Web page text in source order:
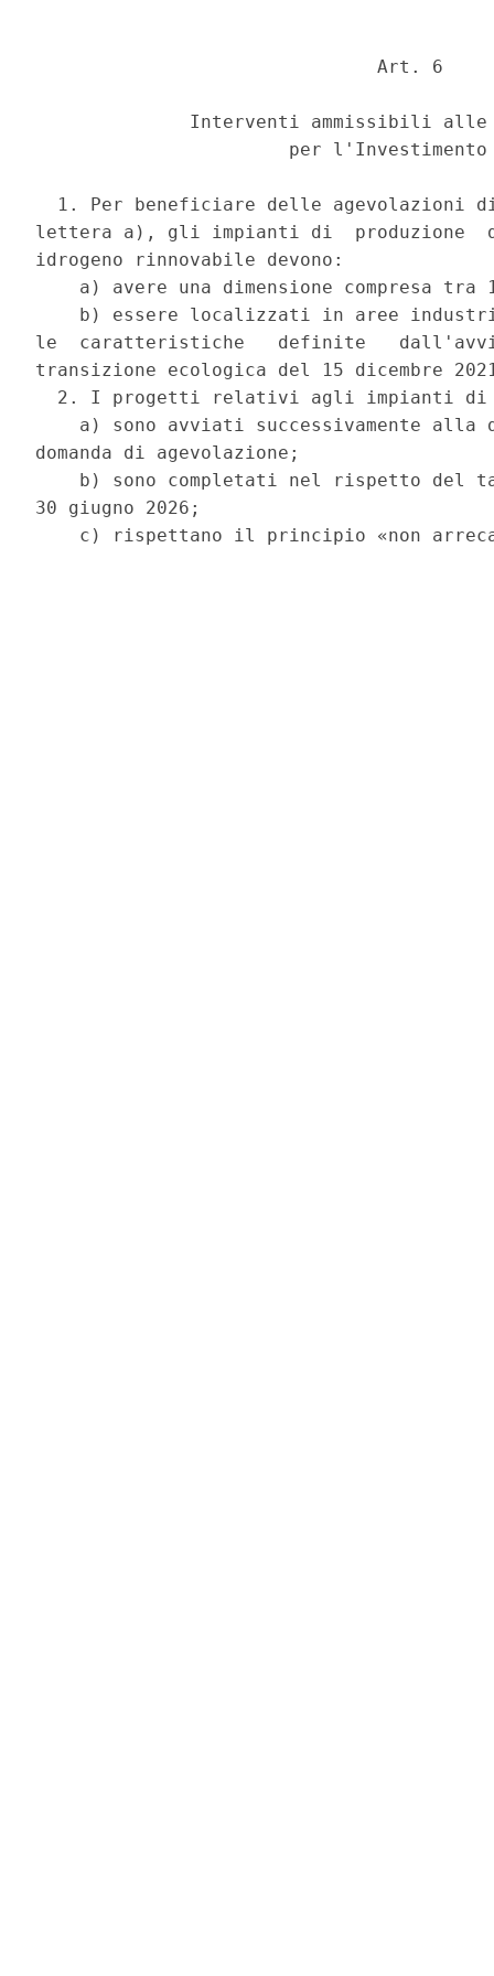
                               Art. 6
Interventi ammissibili
per
1. Per beneficiare delle agevolazioni
lettera a), gli impianti di  produzione
idrogeno rinnovabile devono:
a) avere una dimensione compresa tra
b) essere localizzati in aree
le  caratteristiche   definite
transizione ecologica del 15 dicembre
2. I progetti relativi agli impianti
a) sono avviati successivamente alla
domanda di agevolazione;
b) sono completati nel rispetto del
30 giugno 2026;